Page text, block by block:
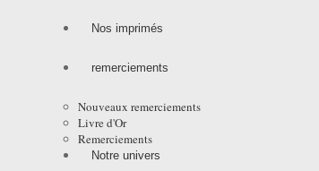
Nos imprimés
remerciements
Nouveaux remerciements
Livre d'Or
Remerciements
Notre univers